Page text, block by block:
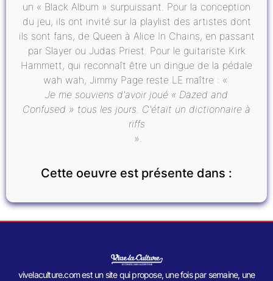
un « Black Album » surpuissant. Pour la conception
du jeu, ils ont invité sur la playlist des artistes dont
ils sont fans, de Queen à Alice In Chains, en passant
par Slayer ou Judas Priest. Pour le guitariste Kirk
Hammett, qui reconnaît être un dingue de la pédale
wah wah, Jimmy Page reste LE maître : «
Je me souviens d'avoir joué « Dazed and
Confused » tous les jours. C'était un dictionnaire à
riffs
».
Cette oeuvre est présente dans :
vivelaculture.com est un site qui propose, une fois par semaine, une